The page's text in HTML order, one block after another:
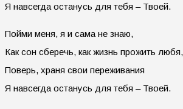
Я навсегда останусь для тебя – Твоей.
Пойми меня, я и сама не знаю,
Как сон сберечь, как жизнь прожить любя,
Поверь, храня свои переживания
Я навсегда останусь для тебя – Твоей.